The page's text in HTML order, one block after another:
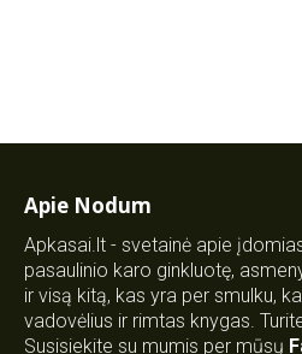
Apie Nodum
Apkasai.lt - svetainė apie
pasaulinio karo ginkluotę,
ir visą kitą, kas yra per smulku,
vadovėlius ir rimtas knygas.
Susisiekite su mumis per mūsų